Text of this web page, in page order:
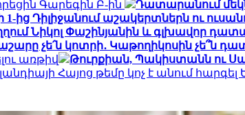
Գարեգին Բ-ին
Դատարանում
1-ից Դիլիջանում աշակերտներն ու
Նիկոլ Փաշինյանին և գլխավոր
չե՛ն կոտրի․ Կաթողիկոսին չե՞ն
առթիվ
Թուրքիան, Պակիստանն ու
Հայոց թեմը կոչ է անում հարգել